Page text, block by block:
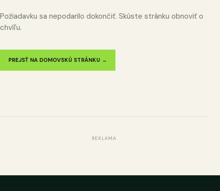
Požiadavku sa nepodarilo dokončiť. Skúste stránku obnoviť o
chvíľu.
PREJSŤ NA DOMOVSKÚ STRÁNKU →
REKLAMA